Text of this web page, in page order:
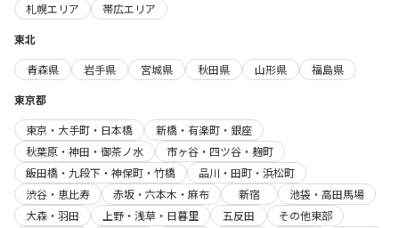
札幌エリア
帯広エリア
東北
青森県
岩手県 宮城県 秋田県 山形県
福島県
東京都
東京・大手町・日本橋
新橋・有楽町・銀座
秋葉原・神田・御茶ノ水
市ヶ谷・四ツ谷・麹町
飯田橋・九段下・神保町・竹橋
品川・田町・浜松町
渋谷・恵比寿
赤坂・六本木・麻布 新宿
池袋・高田馬場
大森・羽田
上野・浅草・日暮里 五反田
その他東部